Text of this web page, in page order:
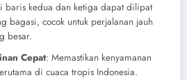
baris kedua dan ketiga dapat dilipat
bagasi, cocok untuk perjalanan jauh
besar.
Cepat: Memastikan kenyamanan
di cuaca tropis Indonesia.